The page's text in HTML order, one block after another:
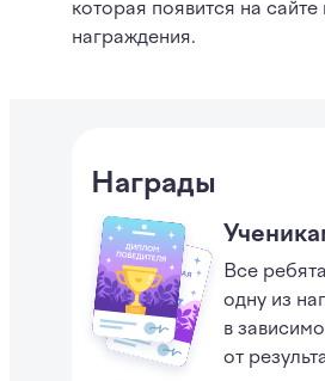
которая появится на сайте
награждения.
Награды
Все
одну из
в
от